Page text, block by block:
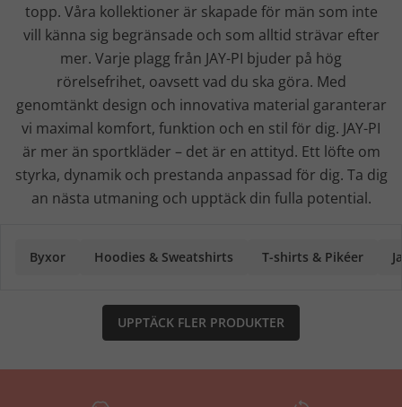
topp. Våra kollektioner är skapade för män som inte
vill känna sig begränsade och som alltid strävar efter
mer. Varje plagg från JAY-PI bjuder på hög
rörelsefrihet, oavsett vad du ska göra. Med
genomtänkt design och innovativa material garanterar
vi maximal komfort, funktion och en stil för dig. JAY-PI
är mer än sportkläder – det är en attityd. Ett löfte om
styrka, dynamik och prestanda anpassad för dig. Ta dig
an nästa utmaning och upptäck din fulla potential.
Byxor Hoodies & Sweatshirts T-shirts & Pikéer
UPPTÄCK FLER PRODUKTER